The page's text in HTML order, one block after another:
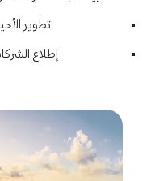
تطوير
إطلاع